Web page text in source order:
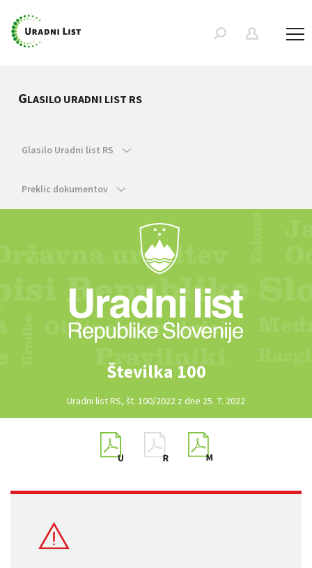
GLASILO URADNI LIST RS
Glasilo Uradni list RS
Preklic dokumentov
Številka 100
Uradni list RS, št. 100/2022 z dne 25. 7. 2022